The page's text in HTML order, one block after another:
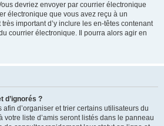
devriez envoyer par courrier électronique
électronique que vous avez reçu à un
important d’y inclure les en-têtes contenant
courrier électronique. Il pourra alors agir en
d’ignorés ?
d’organiser et trier certains utilisateurs du
votre liste d’amis seront listés dans le panneau